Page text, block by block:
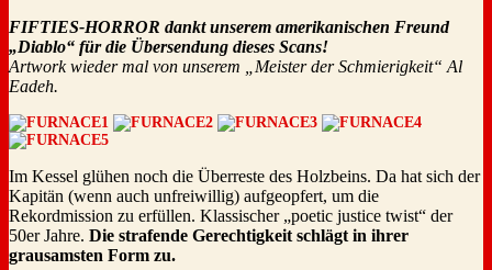
FIFTIES-HORROR dankt unserem amerikanischen Freund
„Diablo“ für die Übersendung dieses Scans!
Artwork wieder mal von unserem „Meister der Schmierigkeit“ Al
Eadeh.
Im Kessel glühen noch die Überreste des Holzbeins. Da hat sich der
Kapitän (wenn auch unfreiwillig) aufgeopfert, um die
Rekordmission zu erfüllen. Klassischer „poetic justice twist“ der
50er Jahre. Die strafende Gerechtigkeit schlägt in ihrer
grausamsten Form zu.